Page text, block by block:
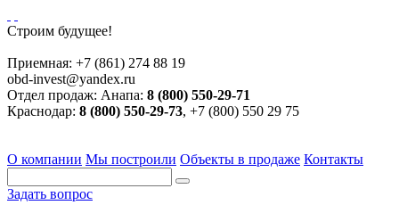
Строим будущее!
Приемная: +7 (861) 274 88 19
obd-invest@yandex.ru
Отдел продаж: Анапа: 8 (800) 550-29-71
Краснодар: 8 (800) 550-29-73, +7 (800) 550 29 75
О компании Мы построили Объекты в продаже Контакты
Задать вопрос